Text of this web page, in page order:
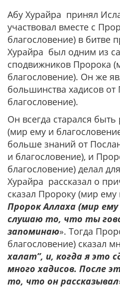
Абу Хурайра принял
участвовал вместе с
благословение) в битве
Хурайра был одним из
сподвижников Пророка
благословение). Он же
большинства хадисов
благословение).
Он всегда старался
(мир ему и
больше знаний от
и благословение), и
благословение) делал
Хурайра рассказал о
сказал Пророку (мир ему
Пророк Аллаха (мир ему
слушаю то, что ты
запоминаю». Тогда
благословение) сказал
халат”, и, когда я это
много хадисов. После
то, что он рассказывал